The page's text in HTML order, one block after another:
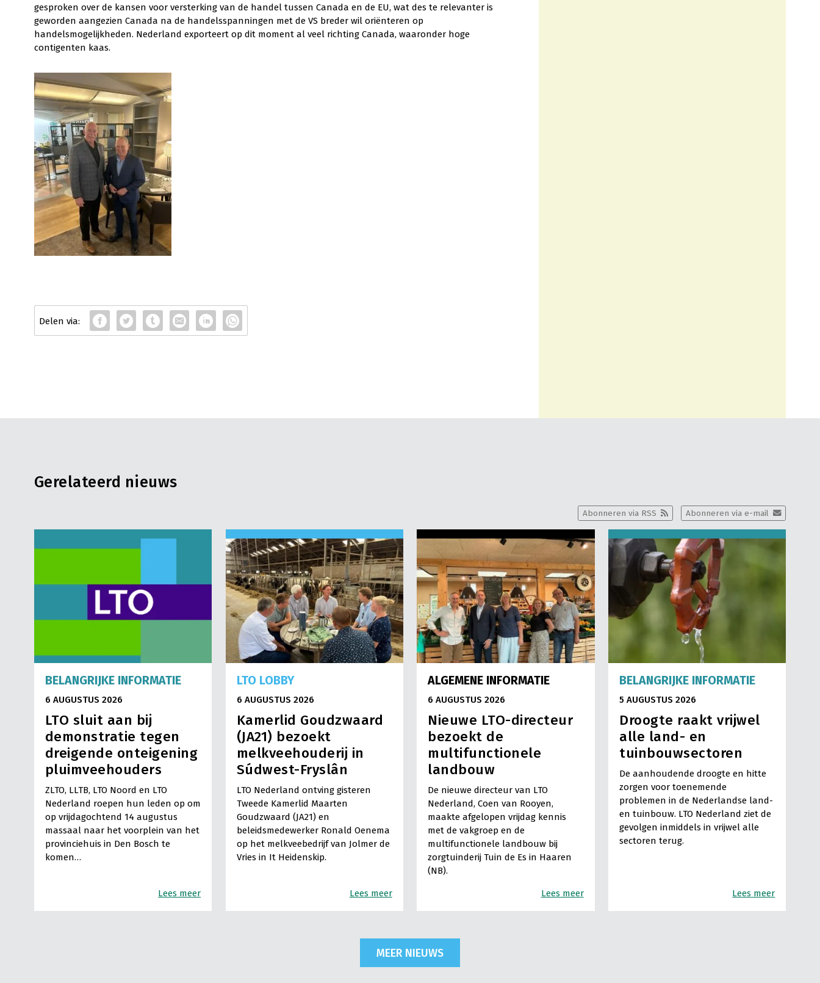
gesproken over de kansen voor versterking van de handel tussen Canada en de EU, wat des te relevanter is
geworden aangezien Canada na de handelsspanningen met de VS breder wil oriënteren op
handelsmogelijkheden. Nederland exporteert op dit moment al veel richting Canada, waaronder hoge
contigenten kaas.
Gerelateerd nieuws
Abonneren via e-mail
Abonneren via RSS
BELANGRIJKE INFORMATIE
6 AUGUSTUS 2026
LTO sluit aan bij
demonstratie tegen
dreigende onteigening
pluimveehouders
ZLTO, LLTB, LTO Noord en LTO
Nederland roepen hun leden op om
op vrijdagochtend 14 augustus
massaal naar het voorplein van het
provinciehuis in Den Bosch te
komen…
Lees meer
LTO LOBBY
6 AUGUSTUS 2026
Kamerlid Goudzwaard
(JA21) bezoekt
melkveehouderij in
Súdwest-Fryslân
LTO Nederland ontving gisteren
Tweede Kamerlid Maarten
Goudzwaard (JA21) en
beleidsmedewerker Ronald Oenema
op het melkveebedrijf van Jolmer de
Vries in It Heidenskip.
Lees meer
ALGEMENE INFORMATIE
6 AUGUSTUS 2026
Nieuwe LTO-directeur
bezoekt de
multifunctionele
landbouw
De nieuwe directeur van LTO
Nederland, Coen van Rooyen,
maakte afgelopen vrijdag kennis
met de vakgroep en de
multifunctionele landbouw bij
zorgtuinderij Tuin de Es in Haaren
(NB).
Lees meer
BELANGRIJKE INFORMATIE
5 AUGUSTUS 2026
Droogte raakt vrijwel
alle land- en
tuinbouwsectoren
De aanhoudende droogte en hitte
zorgen voor toenemende
problemen in de Nederlandse land-
en tuinbouw. LTO Nederland ziet de
gevolgen inmiddels in vrijwel alle
sectoren terug.
Lees meer
MEER NIEUWS